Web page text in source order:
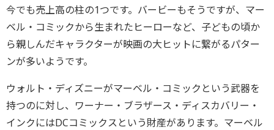
今でも売上高の柱の1つです。バービーもそうですが、マー
ベル・コミックから生まれたヒーローなど、子どもの頃か
ら親しんだキャラクターが映画の大ヒットに繋がるパター
ンが多いようです。
ウォルト・ディズニーがマーベル・コミックという武器を
持つのに対し、ワーナー・ブラザース・ディスカバリー・
インクにはDCコミックスという財産があります。マーベル